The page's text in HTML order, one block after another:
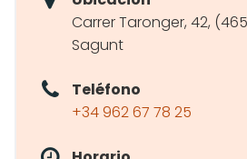
Carrer Taronger, 42,
Sagunt
Teléfono
+34 962 67 78 25